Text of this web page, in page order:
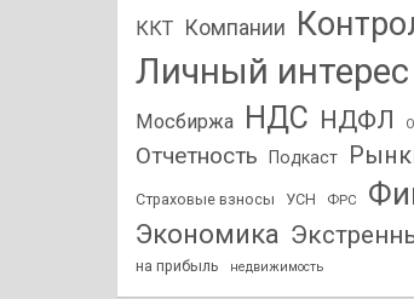
ККТ Компании
Личный интерес
Мосбиржа НДС НДФЛ
Отчетность Подкаст
Страховые взносы УСН ФРС
Экономика
на прибыль
недвижимость